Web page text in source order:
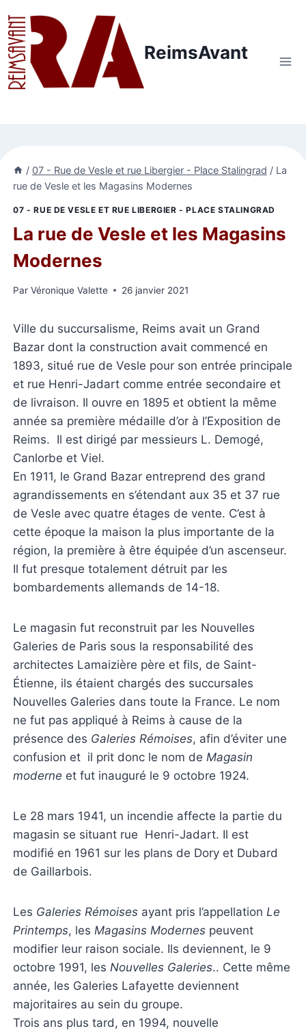
au
contenu
ReimsAvant
/ 07 - Rue de Vesle et rue Libergier - Place Stalingrad / La
rue de Vesle et les Magasins Modernes
07 - RUE DE VESLE ET RUE LIBERGIER - PLACE STALINGRAD
La rue de Vesle et les Magasins
Modernes
Par Véronique Valette 26 janvier 2021
Ville du succursalisme, Reims avait un Grand
Bazar dont la construction avait commencé en
1893, situé rue de Vesle pour son entrée principale
et rue Henri-Jadart comme entrée secondaire et
de livraison. Il ouvre en 1895 et obtient la même
année sa première médaille d’or à l’Exposition de
Reims. Il est dirigé par messieurs L. Demogé,
Canlorbe et Viel.
En 1911, le Grand Bazar entreprend des grand
agrandissements en s’étendant aux 35 et 37 rue
de Vesle avec quatre étages de vente. C’est à
cette époque la maison la plus importante de la
région, la première à être équipée d’un ascenseur.
Il fut presque totalement détruit par les
bombardements allemands de 14-18.
Le magasin fut reconstruit par les Nouvelles
Galeries de Paris sous la responsabilité des
architectes Lamaizière père et fils, de Saint-
Étienne, ils étaient chargés des succursales
Nouvelles Galeries dans toute la France. Le nom
ne fut pas appliqué à Reims à cause de la
présence des Galeries Rémoises, afin d’éviter une
confusion et il prit donc le nom de Magasin
moderne et fut inauguré le 9 octobre 1924.
Le 28 mars 1941, un incendie affecte la partie du
magasin se situant rue Henri-Jadart. Il est
modifié en 1961 sur les plans de Dory et Dubard
de Gaillarbois.
Les Galeries Rémoises ayant pris l’appellation Le
Printemps, les Magasins Modernes peuvent
modifier leur raison sociale. Ils deviennent, le 9
octobre 1991, les Nouvelles Galeries.. Cette même
année, les Galeries Lafayette deviennent
majoritaires au sein du groupe.
Trois ans plus tard, en 1994, nouvelle